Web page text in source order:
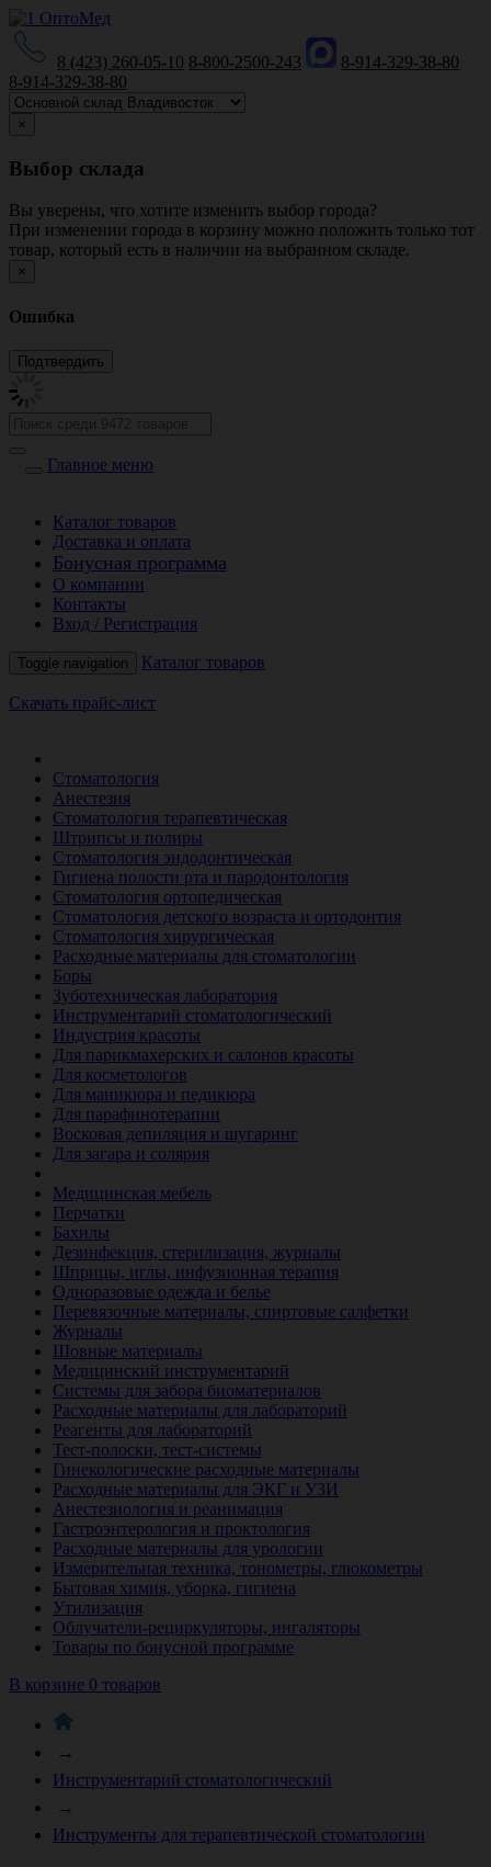
8 (423) 260-05-10 8-800-2500-243
8-914-329-38-80
8-914-329-38-80
×
Выбор склада
Вы уверены, что хотите изменить выбор города?
При изменении города в корзину можно положить только тот
товар, который есть в наличии на выбранном складе.
×
Ошибка
Главное меню
Каталог товаров
Доставка и оплата
Бонусная программа
О компании
Контакты
Вход / Регистрация
Toggle navigation Каталог товаров
Скачать прайс-лист
Стоматология
Анестезия
Стоматология терапевтическая
Штрипсы и полиры
Стоматология эндодонтическая
Гигиена полости рта и пародонтология
Стоматология ортопедическая
Стоматология детского возраста и ортодонтия
Стоматология хирургическая
Расходные материалы для стоматологии
Боры
Зуботехническая лаборатория
Инструментарий стоматологический
Индустрия красоты
Для парикмахерских и салонов красоты
Для косметологов
Для маникюра и педикюра
Для парафинотерапии
Восковая депиляция и шугаринг
Для загара и солярия
Медицинская мебель
Перчатки
Бахилы
Дезинфекция, стерилизация, журналы
Шприцы, иглы, инфузионная терапия
Одноразовые одежда и белье
Перевязочные материалы, спиртовые салфетки
Журналы
Шовные материалы
Медицинский инструментарий
Системы для забора биоматериалов
Расходные материалы для лабораторий
Реагенты для лабораторий
Тест-полоски, тест-системы
Гинекологические расходные материалы
Расходные материалы для ЭКГ и УЗИ
Анестезиология и реанимация
Гастроэнтерология и проктология
Расходные материалы для урологии
Измерительная техника, тонометры, глюкометры
Бытовая химия, уборка, гигиена
Утилизация
Облучатели-рециркуляторы, ингаляторы
Товары по бонусной программе
В корзине 0 товаров
→
Инструментарий стоматологический
→
Инструменты для терапевтической стоматологии